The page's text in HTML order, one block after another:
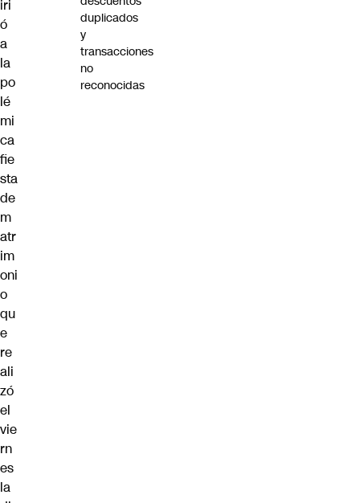
iri
ó
a
la
po
lé
mi
ca
fie
sta
de
m
atr
im
oni
o
qu
e
re
ali
zó
el
vie
rn
es
la
duplicados
y
transacciones
no
reconocidas